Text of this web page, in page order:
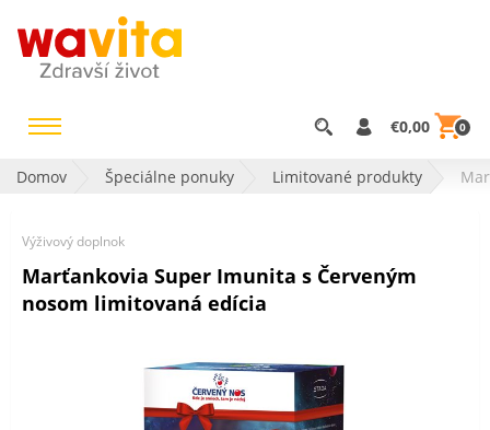
€0,00 0
Domov Špeciálne ponuky Limitované produkty
Výživový doplnok
Marťankovia Super Imunita s Červeným
nosom limitovaná edícia